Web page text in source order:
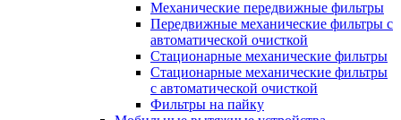
Механические передвижные фильтры
Передвижные механические фильтры с
автоматической очисткой
Стационарные механические фильтры
Стационарные механические фильтры
с автоматической очисткой
Фильтры на пайку